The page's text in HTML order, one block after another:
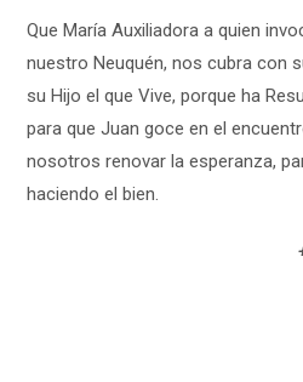
Que María Auxiliadora a quien
nuestro Neuquén, nos cubra con
su Hijo el que Vive, porque ha
para que Juan goce en el
nosotros renovar la esperanza,
haciendo el bien.